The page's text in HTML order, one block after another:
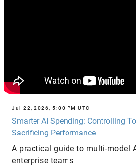
Jul 22, 2026, 5:00 PM UTC
Smarter AI Spending: Controlling
Sacrificing Performance
A practical guide to multi-model
enterprise teams